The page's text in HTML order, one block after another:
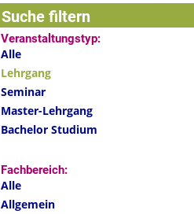
Suche filtern
Veranstaltungstyp:
Alle
Lehrgang
Seminar
Master-Lehrgang
Bachelor Studium
Fachbereich:
Alle
Allgemein